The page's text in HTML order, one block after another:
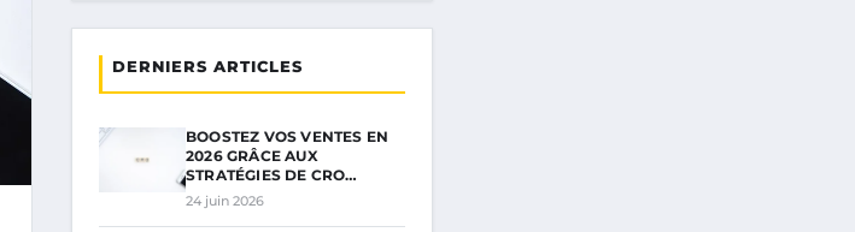
DERNIERS ARTICLES
BOOSTEZ VOS VENTES EN
2026 GRÂCE AUX
STRATÉGIES DE CRO…
24 juin 2026